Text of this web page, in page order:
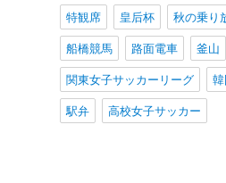
特観席 皇后杯 秋の乗り
船橋競馬 路面電車 釜山
関東女子サッカーリーグ
駅弁 高校女子サッカー